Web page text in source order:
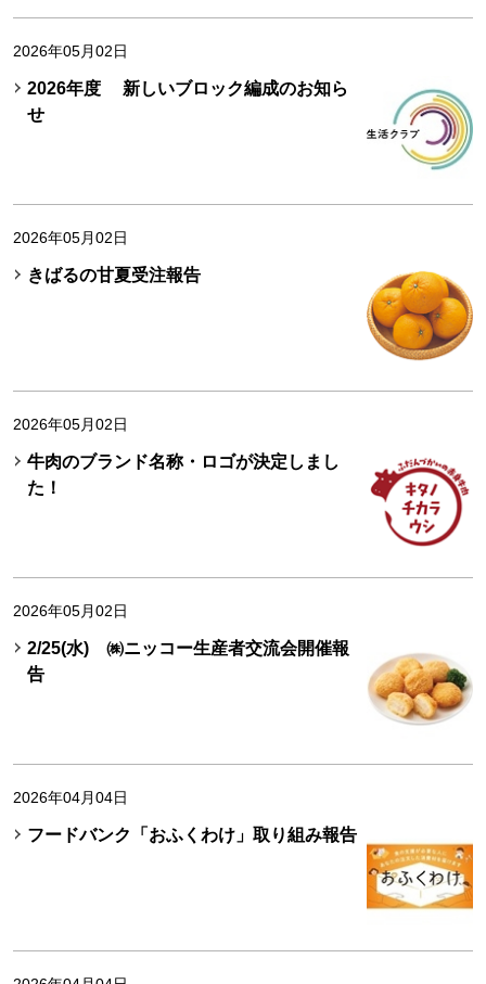
2026年05月02日
2026年度 新しいブロック編成のお知ら
せ
2026年05月02日
きばるの甘夏受注報告
2026年05月02日
牛肉のブランド名称・ロゴが決定しまし
た！
2026年05月02日
2/25(水) ㈱ニッコー生産者交流会開催報
告
2026年04月04日
フードバンク「おふくわけ」取り組み報告